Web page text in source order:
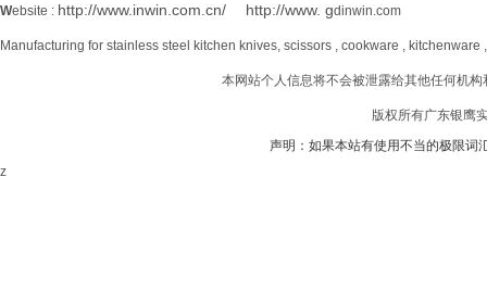
Website : http://www.inwin.com.cn/ http://www. gdinwin.com
Manufacturing for stainless steel kitchen knives, scissors , cookware ,
本网站个人信息将不会被泄露给其他任何机
版权所有广东银鹰
声明：如果本站有使用不当的极限词
z